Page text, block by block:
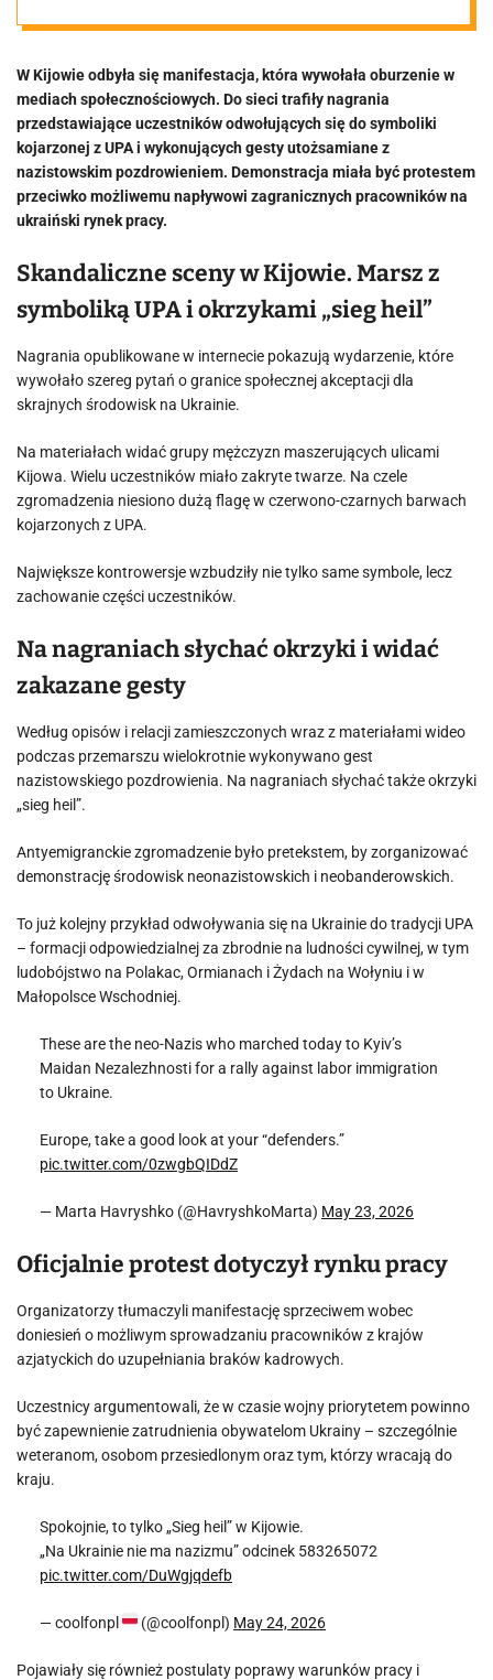
Oficjalnie była
to manifestacja
antyimigranck
a
W Kijowie odbyła się manifestacja, która wywołała oburzenie w
mediach społecznościowych. Do sieci trafiły nagrania
przedstawiające uczestników odwołujących się do symboliki
kojarzonej z UPA i wykonujących gesty utożsamiane z
nazistowskim pozdrowieniem. Demonstracja miała być protestem
przeciwko możliwemu napływowi zagranicznych pracowników na
ukraiński rynek pracy.
Skandaliczne sceny w Kijowie. Marsz z
symboliką UPA i okrzykami „sieg heil”
Nagrania opublikowane w internecie pokazują wydarzenie, które
wywołało szereg pytań o granice społecznej akceptacji dla
skrajnych środowisk na Ukrainie.
Na materiałach widać grupy mężczyzn maszerujących ulicami
Kijowa. Wielu uczestników miało zakryte twarze. Na czele
zgromadzenia niesiono dużą flagę w czerwono-czarnych barwach
kojarzonych z UPA.
Największe kontrowersje wzbudziły nie tylko same symbole, lecz
zachowanie części uczestników.
Na nagraniach słychać okrzyki i widać
zakazane gesty
Według opisów i relacji zamieszczonych wraz z materiałami wideo
podczas przemarszu wielokrotnie wykonywano gest
nazistowskiego pozdrowienia. Na nagraniach słychać także okrzyki
„sieg heil”.
Antyemigranckie zgromadzenie było pretekstem, by zorganizować
demonstrację środowisk neonazistowskich i neobanderowskich.
To już kolejny przykład odwoływania się na Ukrainie do tradycji UPA
– formacji odpowiedzialnej za zbrodnie na ludności cywilnej, w tym
ludobójstwo na Polakac, Ormianach i Żydach na Wołyniu i w
Małopolsce Wschodniej.
These are the neo-Nazis who marched today to Kyiv’s
Maidan Nezalezhnosti for a rally against labor immigration
to Ukraine.
Europe, take a good look at your “defenders.”
pic.twitter.com/0zwgbQIDdZ
— Marta Havryshko (@HavryshkoMarta) May 23, 2026
Oficjalnie protest dotyczył rynku pracy
Organizatorzy tłumaczyli manifestację sprzeciwem wobec
doniesień o możliwym sprowadzaniu pracowników z krajów
azjatyckich do uzupełniania braków kadrowych.
Uczestnicy argumentowali, że w czasie wojny priorytetem powinno
być zapewnienie zatrudnienia obywatelom Ukrainy – szczególnie
weteranom, osobom przesiedlonym oraz tym, którzy wracają do
kraju.
Spokojnie, to tylko „Sieg heil” w Kijowie.
„Na Ukrainie nie ma nazizmu” odcinek 583265072
pic.twitter.com/DuWgjqdefb
— coolfonpl (@coolfonpl) May 24, 2026
Pojawiały się również postulaty poprawy warunków pracy i